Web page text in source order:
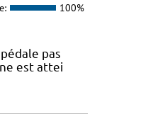
100%
pas
est attei